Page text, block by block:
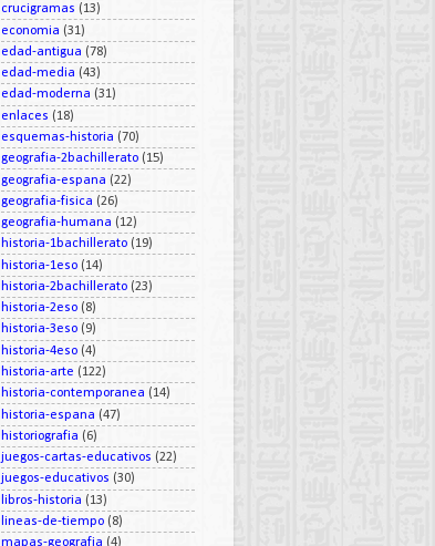
crucigramas (13)
economia (31)
edad-antigua (78)
edad-media (43)
edad-moderna (31)
enlaces (18)
esquemas-historia (70)
geografia-2bachillerato (15)
geografia-espana (22)
geografia-fisica (26)
geografia-humana (12)
historia-1bachillerato (19)
historia-1eso (14)
historia-2bachillerato (23)
historia-2eso (8)
historia-3eso (9)
historia-4eso (4)
historia-arte (122)
historia-contemporanea (14)
historia-espana (47)
historiografia (6)
juegos-cartas-educativos (22)
juegos-educativos (30)
libros-historia (13)
lineas-de-tiempo (8)
mapas-geografia (4)